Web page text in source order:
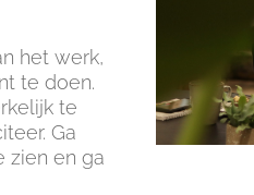
het werk,
te doen.
te
Ga
zien en ga